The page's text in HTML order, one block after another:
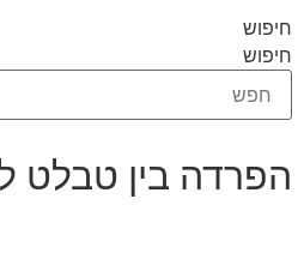
חיפוש
חיפוש
הפרדה בין טבלט